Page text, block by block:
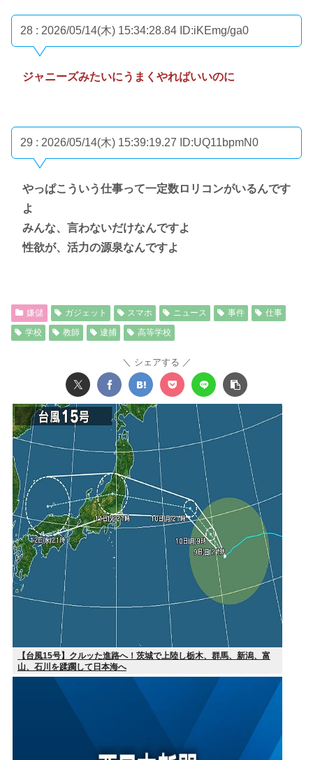
28 : 2026/05/14(木) 15:34:28.84 ID:iKEmg/ga0
ジャニーズみたいにうまくやればいいのに
29 : 2026/05/14(木) 15:39:19.27 ID:UQ11bpmN0
やっぱこういう仕事って一定数ロリコンがいるんです
よ
みんな、言わないだけなんですよ
性欲が、活力の源泉なんですよ
嫌儲 ガジェット スマホ ニュース 事件
仕事
学校
教師 逮捕 高等学校
シェアする
【台風15号】クルッた進路へ！茨城で上陸し栃木、群馬、新潟、富
山、石川を蹂躙して日本海へ